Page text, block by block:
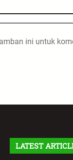
ini untuk
LATEST